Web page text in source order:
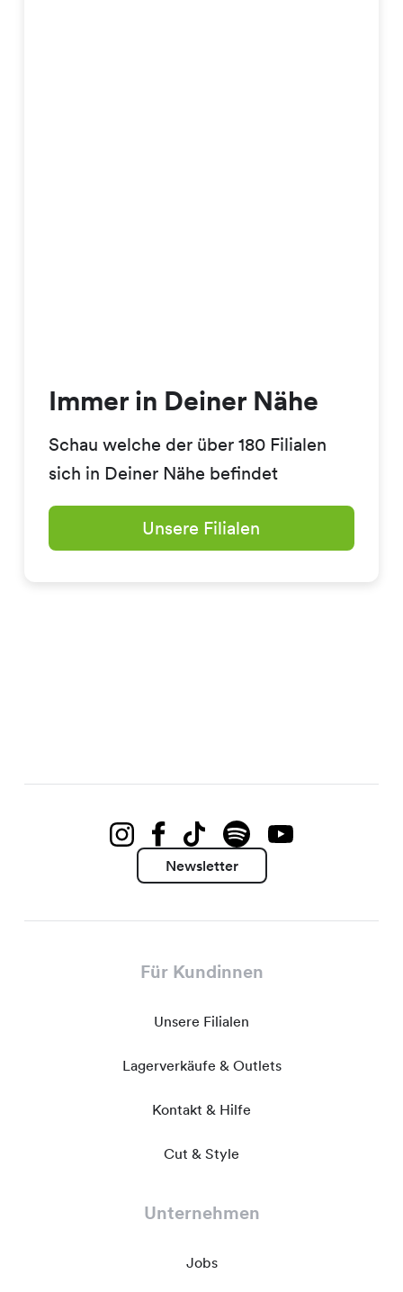
Immer in Deiner Nähe
Schau welche der über 180 Filialen
sich in Deiner Nähe befindet
Unsere Filialen
Newsletter
Für Kundinnen
Unsere Filialen
Lagerverkäufe & Outlets
Kontakt & Hilfe
Cut & Style
Unternehmen
Jobs